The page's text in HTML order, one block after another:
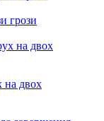
грози
на двох